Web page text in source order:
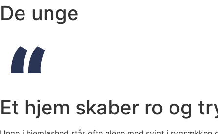
De unge
Et hjem skaber ro og